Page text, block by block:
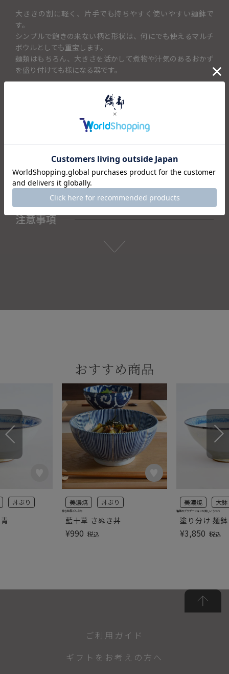
大ききの割に軽く、片手でも持ちやすく使いやすい麺鉢で
す。
シンプルで飽きの来ない柄と形状は、何にでも使えるマルチ
ボウルとしても重宝します。
麺類はもちろん、大きさを活かして煮物や汁気のあるおかず
を盛り付けても様になる器です。
注意事項
おすすめ商品
丼ぶり
藍十草 さぬき丼
美濃焼 丼ぶり
¥990 税込
粋な和風どんぶり
塗り分け 麺
美濃焼 大鉢
¥3,850 税込
釉薬のグラデーションが美しいうつわ
ご利用ガイド
ギフトをお考えの方へ